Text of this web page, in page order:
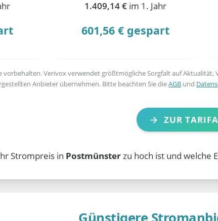
1.409,14 € im 1. Jahr
601,56 € gespart
vorbehalten. Verivox verwendet größtmögliche Sorgfalt auf
Anbieter übernehmen. Bitte beachten Sie dieAGB und
ZUR
Strompreis in Postmünsterzu hoch ist und welche